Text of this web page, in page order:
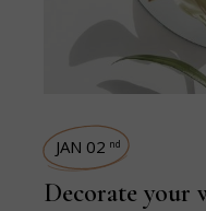
JAN 02 nd
Decorate your